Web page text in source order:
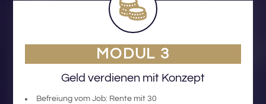
MODUL 3
Geld verdienen mit Konzept
Befreiung vom Job: Rente mit 30